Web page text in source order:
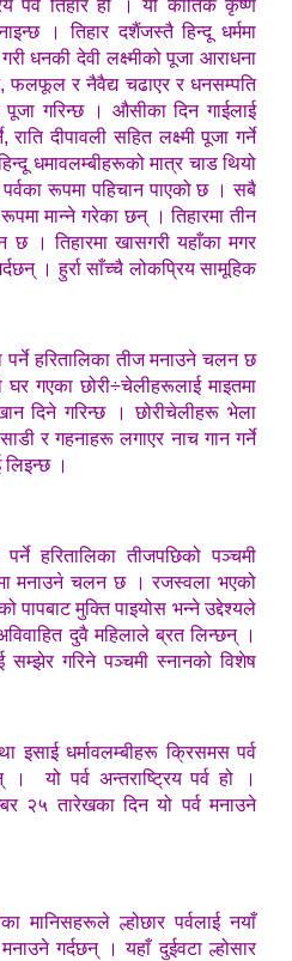
पर्व तिहार हो । यो कार्तिक कृष्ण
। तिहार दशैंजस्तै हिन्दू धर्ममा
धनकी देवी लक्ष्मीको पूजा आराधना
फलफूल र नैवैद्य चढाएर र धनसम्पति
पूजा गरिन्छ । औसीका दिन गाईलाई
राति दीपावली सहित लक्ष्मी पूजा गर्ने
धमावलम्बीहरूको मात्र चाड थियो
रूपमा पहिचान पाएको छ । सबै
रूपमा मान्ने गरेका छन् । तिहारमा तीन
छ । तिहारमा खासगरी यहाँका मगर
। हुर्रा साँच्चै लोकप्रिय सामूहिक
पर्ने हरितालिका तीज मनाउने चलन छ
गएका छोरी÷चेलीहरूलाई माइतमा
दिने गरिन्छ । छोरीचेलीहरू भेला
र गहनाहरू लगाएर नाच गान गर्ने
लिइन्छ ।
हरितालिका तीजपछिको पञ्चमी
मनाउने चलन छ । रजस्वला भएको
पापबाट मुक्ति पाइयोस भन्ने उद्देश्यले
दुवै महिलाले ब्रत लिन्छन् ।
सम्झेर गरिने पञ्चमी स्नानको विशेष
इसाई धर्मावलम्बीहरू क्रिसमस पर्व
यो पर्व अन्तराष्ट्रिय पर्व हो ।
२५ तारेखका दिन यो पर्व मनाउने
मानिसहरूले ल्होछार पर्वलाई नयाँ
गर्दछन् । यहाँ दुईवटा ल्होसार